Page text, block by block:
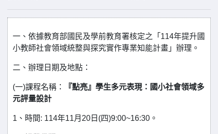
一、依據教育部國民及學前教育署核定之「114年提升國
小教師社會領域統整與探究實作專業知能計畫」辦理。
二、辦理日期及地點：
(一)課程名稱：
『點亮』學生多元表現：國小社會領域多
元評量設計
1、時間: 114年11月20日(四)9:00~16:30。